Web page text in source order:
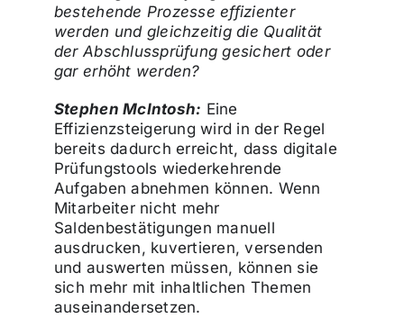
bestehende Prozesse effizienter
werden und gleichzeitig die Qualität
der Abschlussprüfung gesichert oder
gar erhöht werden?
Stephen McIntosh: Eine
Effizienzsteigerung wird in der Regel
bereits dadurch erreicht, dass digitale
Prüfungstools wiederkehrende
Aufgaben abnehmen können. Wenn
Mitarbeiter nicht mehr
Saldenbestätigungen manuell
ausdrucken, kuvertieren, versenden
und auswerten müssen, können sie
sich mehr mit inhaltlichen Themen
auseinandersetzen.